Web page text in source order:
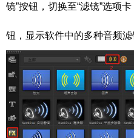
镜”按钮，切换至“滤镜”选项
钮，显示软件中的多种音频滤